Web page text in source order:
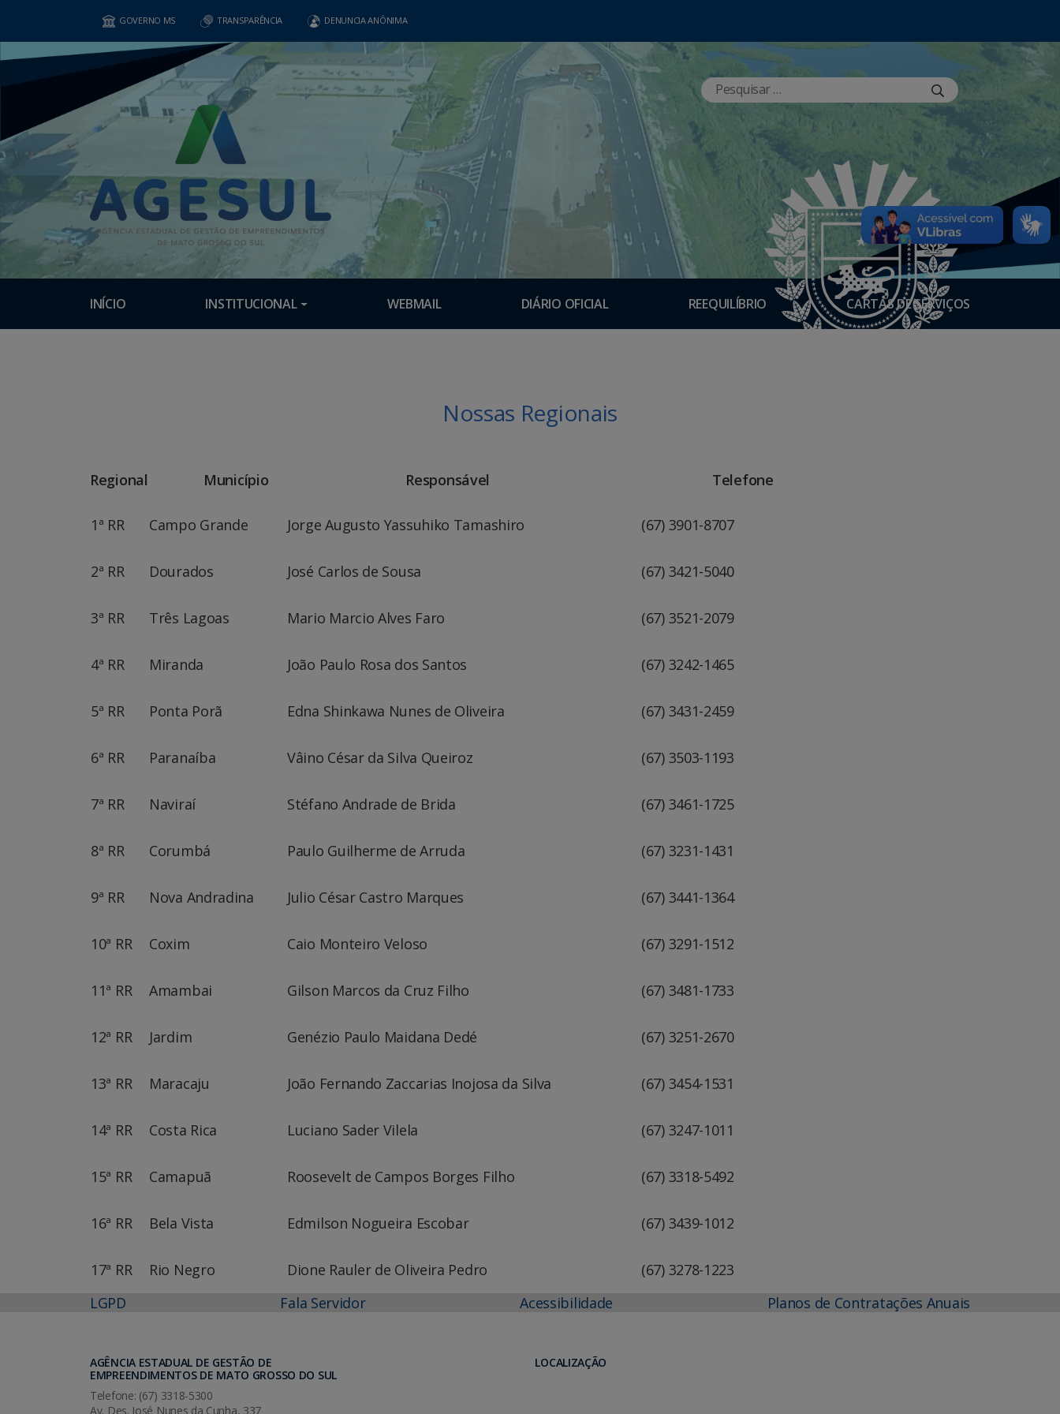
GOVERNO MS TRANSPARÊNCIA DENUNCIA ANÔNIMA
INÍCIO INSTITUCIONAL WEBMAIL DIÁRIO OFICIAL REEQUILÍBRIO CARTAS DE SERVIÇOS
Nossas Regionais
Regional Município Responsável Telefone
1ª RR Campo Grande Jorge Augusto Yassuhiko Tamashiro (67) 3901-8707
2ª RR Dourados José Carlos de Sousa (67) 3421-5040
3ª RR Três Lagoas Mario Marcio Alves Faro (67) 3521-2079
4ª RR Miranda João Paulo Rosa dos Santos (67) 3242-1465
5ª RR Ponta Porã Edna Shinkawa Nunes de Oliveira (67) 3431-2459
6ª RR Paranaíba Vâino César da Silva Queiroz (67) 3503-1193
7ª RR Naviraí Stéfano Andrade de Brida (67) 3461-1725
8ª RR Corumbá Paulo Guilherme de Arruda (67) 3231-1431
9ª RR Nova Andradina Julio César Castro Marques (67) 3441-1364
10ª RR Coxim Caio Monteiro Veloso (67) 3291-1512
11ª RR Amambai Gilson Marcos da Cruz Filho (67) 3481-1733
12ª RR Jardim Genézio Paulo Maidana Dedé (67) 3251-2670
13ª RR Maracaju João Fernando Zaccarias Inojosa da Silva (67) 3454-1531
14ª RR Costa Rica Luciano Sader Vilela (67) 3247-1011
15ª RR Camapuã Roosevelt de Campos Borges Filho (67) 3318-5492
16ª RR Bela Vista Edmilson Nogueira Escobar (67) 3439-1012
17ª RR Rio Negro Dione Rauler de Oliveira Pedro
(67) 3278-1223
LGPD
Fala Servidor Acessibilidade Planos de Contratações Anuais
AGÊNCIA ESTADUAL DE GESTÃO DE
EMPREENDIMENTOS DE MATO GROSSO DO SUL
Telefone: (67) 3318-5300
Av. Des. José Nunes da Cunha, 337
LOCALIZAÇÃO